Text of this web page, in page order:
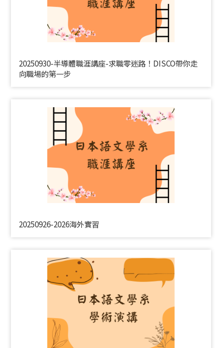
20250930-半導體職涯講座-求職零迷路！DISCO帶你走
向職場的第一步
20250926-2026海外實習